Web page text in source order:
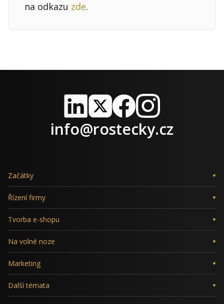
na odkazu zde.
LinkedIn
X FacebookInstagram
info@rostecky.cz
Začátky
Řízení firmy
Tvorba e-shopu
Na volné noze
Marketing
Další témata